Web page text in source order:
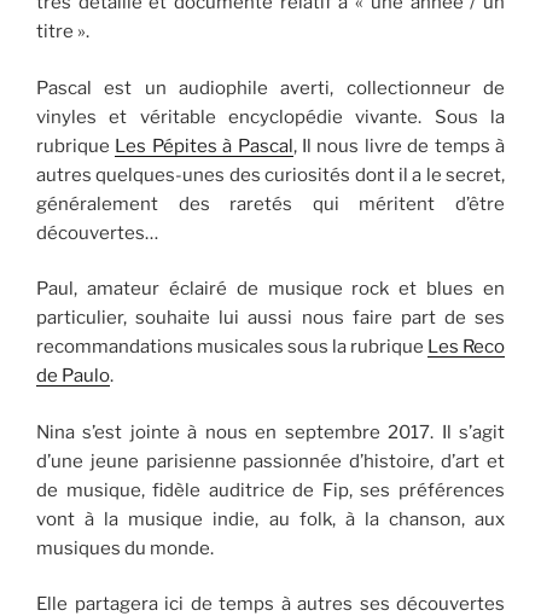
titre ».
Pascal est un audiophile averti, collectionneur de
vinyles et véritable encyclopédie vivante. Sous la
rubrique Les Pépites à Pascal, Il nous livre de temps à
autres quelques-unes des curiosités dont il a le secret,
généralement des raretés qui méritent d’être
découvertes…
Paul, amateur éclairé de musique rock et blues en
particulier, souhaite lui aussi nous faire part de ses
recommandations musicales sous la rubrique Les Reco
de Paulo.
Nina s’est jointe à nous en septembre 2017. Il s’agit
d’une jeune parisienne passionnée d’histoire, d’art et
de musique, fidèle auditrice de Fip, ses préférences
vont à la musique indie, au folk, à la chanson, aux
musiques du monde.
Elle partagera ici de temps à autres ses découvertes